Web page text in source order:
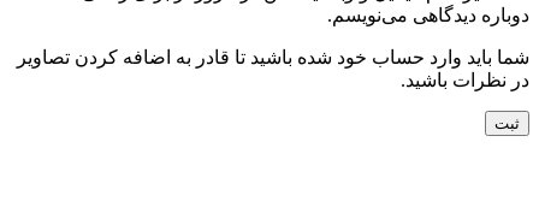
دوباره دیدگاهی می‌نویسم.
شما باید وارد حساب خود شده باشید تا قادر به اضافه کردن تصاویر
در نظرات باشید.